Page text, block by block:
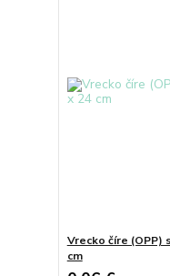
Vrecko číre (OPP)
cm